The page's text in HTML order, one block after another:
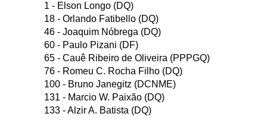
1 - Elson Longo (DQ)
18 - Orlando Fatibello (DQ)
46 - Joaquim Nóbrega (DQ)
60 - Paulo Pizani (DF)
65 - Cauê Ribeiro de Oliveira (PPPGQ)
76 - Romeu C. Rocha Filho (DQ)
100 - Bruno Janegitz (DCNME)
131 - Marcio W. Paixão (DQ)
133 - Alzir A. Batista (DQ)